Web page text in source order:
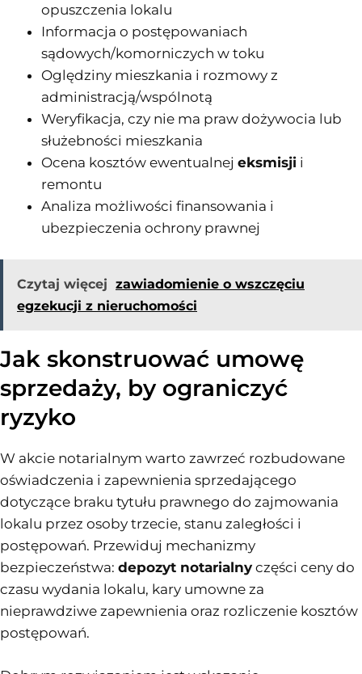
opuszczenia lokalu
Informacja o postępowaniach
sądowych/komorniczych w toku
Oględziny mieszkania i rozmowy z
administracją/wspólnotą
Weryfikacja, czy nie ma praw dożywocia lub
służebności mieszkania
Ocena kosztów ewentualnej eksmisji i
remontu
Analiza możliwości finansowania i
ubezpieczenia ochrony prawnej
Czytaj więcej zawiadomienie o wszczęciu
egzekucji z nieruchomości
Jak skonstruować umowę
sprzedaży, by ograniczyć
ryzyko
W akcie notarialnym warto zawrzeć rozbudowane
oświadczenia i zapewnienia sprzedającego
dotyczące braku tytułu prawnego do zajmowania
lokalu przez osoby trzecie, stanu zaległości i
postępowań. Przewiduj mechanizmy
bezpieczeństwa: depozyt notarialny części ceny do
czasu wydania lokalu, kary umowne za
nieprawdziwe zapewnienia oraz rozliczenie kosztów
postępowań.